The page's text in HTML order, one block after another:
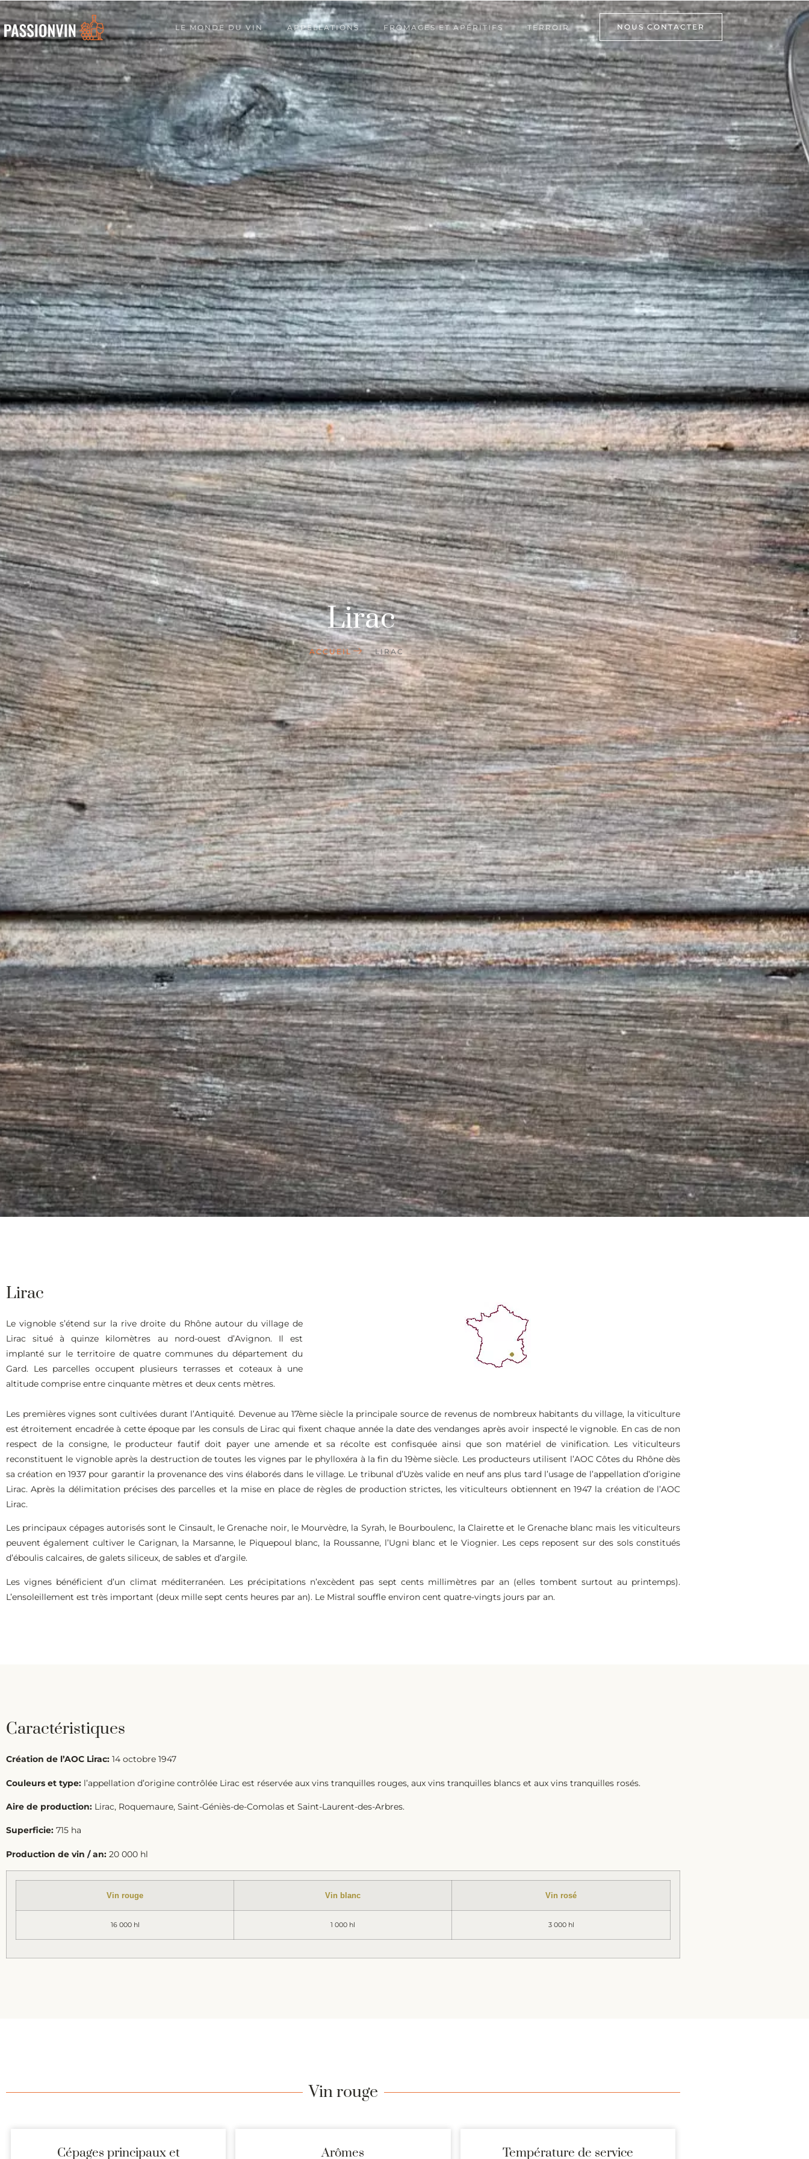
LE MONDE DU VIN APPELLATIONS FROMAGES ET APÉRITIFS TERROIR NOUS CONTACTER
Lirac
ACCUEIL LIRAC
Lirac
Le vignoble s’étend sur la rive droite du Rhône autour du village de
Lirac situé à quinze kilomètres au nord-ouest d’Avignon. Il est
implanté sur le territoire de quatre communes du département du
Gard. Les parcelles occupent plusieurs terrasses et coteaux à une
altitude comprise entre cinquante mètres et deux cents mètres.
Les premières vignes sont cultivées durant l’Antiquité. Devenue au 17ème siècle la principale source de revenus de nombreux habitants du village, la viticulture
est étroitement encadrée à cette époque par les consuls de Lirac qui fixent chaque année la date des vendanges après avoir inspecté le vignoble. En cas de non
respect de la consigne, le producteur fautif doit payer une amende et sa récolte est confisquée ainsi que son matériel de vinification. Les viticulteurs
reconstituent le vignoble après la destruction de toutes les vignes par le phylloxéra à la fin du 19ème siècle. Les producteurs utilisent l’AOC Côtes du Rhône dès
sa création en 1937 pour garantir la provenance des vins élaborés dans le village. Le tribunal d’Uzès valide en neuf ans plus tard l’usage de l’appellation d’origine
Lirac. Après la délimitation précises des parcelles et la mise en place de règles de production strictes, les viticulteurs obtiennent en 1947 la création de l’AOC
Lirac.
Les principaux cépages autorisés sont le Cinsault, le Grenache noir, le Mourvèdre, la Syrah, le Bourboulenc, la Clairette et le Grenache blanc mais les viticulteurs
peuvent également cultiver le Carignan, la Marsanne, le Piquepoul blanc, la Roussanne, l’Ugni blanc et le Viognier. Les ceps reposent sur des sols constitués
d’éboulis calcaires, de galets siliceux, de sables et d’argile.
Les vignes bénéficient d’un climat méditerranéen. Les précipitations n’excèdent pas sept cents millimètres par an (elles tombent surtout au printemps).
L’ensoleillement est très important (deux mille sept cents heures par an). Le Mistral souffle environ cent quatre-vingts jours par an.
Caractéristiques
Création de l’AOC Lirac: 14 octobre 1947
Couleurs et type: l’appellation d’origine contrôlée Lirac est réservée aux vins tranquilles rouges, aux vins tranquilles blancs et aux vins tranquilles rosés.
Aire de production: Lirac, Roquemaure, Saint-Géniès-de-Comolas et Saint-Laurent-des-Arbres.
Superficie: 715 ha
Production de vin / an: 20 000 hl
Vin rouge Vin blanc Vin rosé
16 000 hl 1 000 hl 3 000 hl
Vin rouge
Cépages principaux et Arômes Température de service